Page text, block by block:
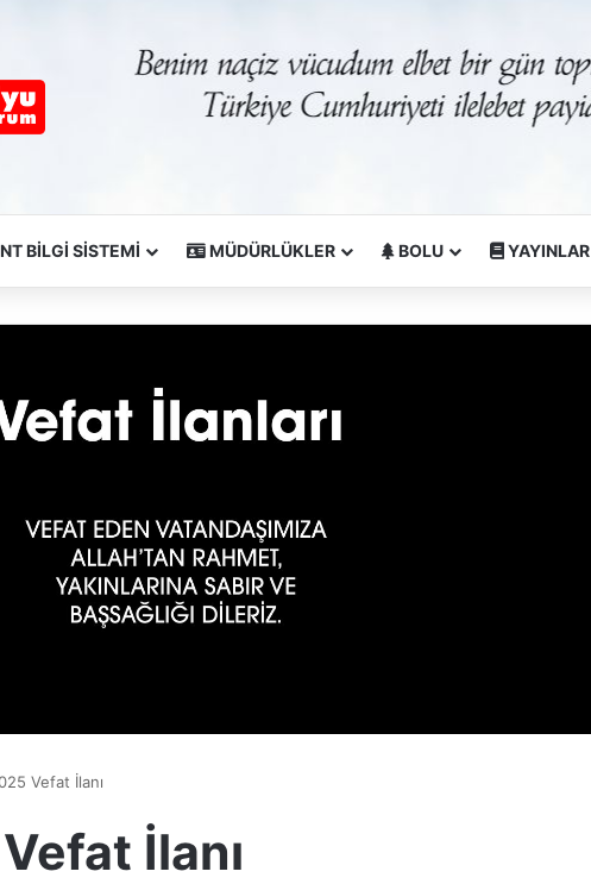
BİLGİ SİSTEMİ MÜDÜRLÜKLER BOLU YAYINLAR
Vefat İlanı
İlanı